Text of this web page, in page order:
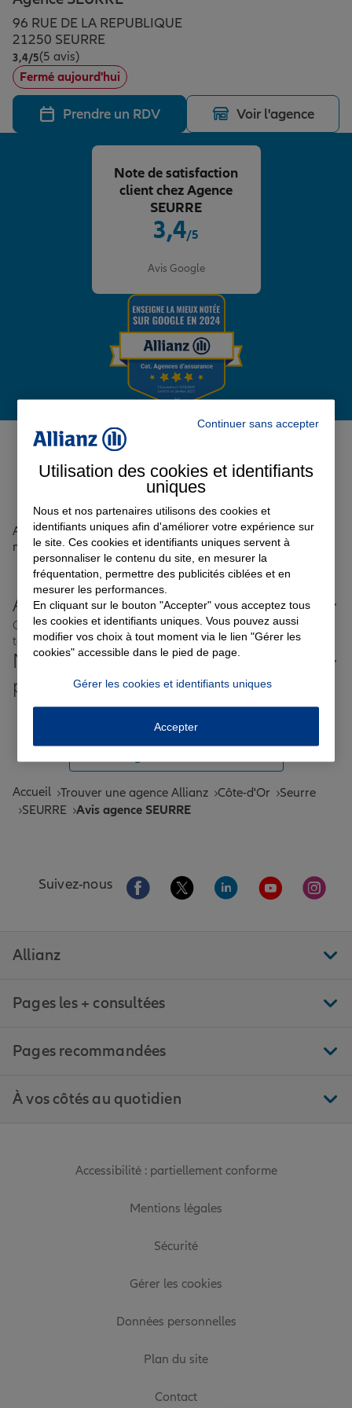
Assurance emprunteur
Prévoyance et dépendance
Assurance animal de compagnie
Protection de la famille
Protection juridique
Épargne & retraite
Plan épargne retraite
Assurance vie
Placements financiers
Investissements immobiliers
Transmission
Vos projets
Partir en vacances
Départ à la retraite
Préparer l’avenir
Conseil assurance
Assurance habitation
Le Pack Famille
Garantie des accidents de la vie
Assurance scolaire
Protection juridique
Retraite
Tous nos devis d'assurance
Allianz en France
96 RUE DE LA REPUBLIQUE
21250 SEURRE
3,4/5Note de 3.4 sur 5
(5 avis)
Fermé aujourd'hui
Prendre un RDV Voir l'agence
3,4/5
Avis Google
Note de satisfaction
client chez Agence
SEURRE
Avis de l'agence Agence
SEURRE
Avis sur une période de 6 mois
Aucun avis sur votre agence n'a été retrouvé pour le
moment
Allianz proche de chez vous
Où que vous soyez en France, nos agences Allianz sont
toujours près de chez vous.
Nos offres d'assurance dans les
plus grandes villes de France
Accueil Trouver une agence Allianz Côte-d'Or
Seurre
SEURRE
Avis agence SEURRE
Suivez-nous Aller sur la page Facebook de Allianz
Aller sur la page Twitter de
Aller sur la page
Aller sur la
Aller
Allianz
Pages les + consultées
Pages recommandées
À vos côtés au quotidien
Accessibilité : partiellement conforme
Mentions légales
Sécurité
Gérer les cookies
Données personnelles
Plan du site
Contact
Continuer sans accepter
Utilisation des cookies et identifiants
uniques
Nous et nos partenaires utilisons des cookies et
identifiants uniques afin d'améliorer votre expérience sur
le site. Ces cookies et identifiants uniques servent à
personnaliser le contenu du site, en mesurer la
fréquentation, permettre des publicités ciblées et en
mesurer les performances.
En cliquant sur le bouton "Accepter" vous acceptez tous
les cookies et identifiants uniques. Vous pouvez aussi
modifier vos choix à tout moment via le lien "Gérer les
cookies" accessible dans le pied de page.
Gérer les cookies et identifiants uniques
Accepter